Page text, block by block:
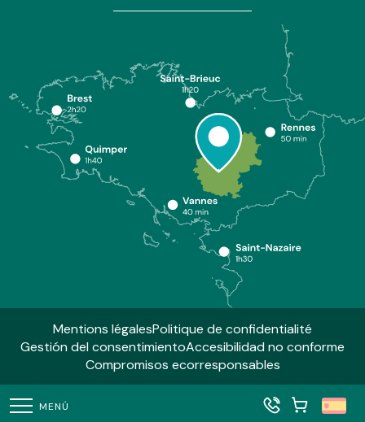
MENÚ
Mentions légalesPolitique de confidentialité
Gestión del consentimientoAccesibilidad no conforme
Compromisos ecorresponsables